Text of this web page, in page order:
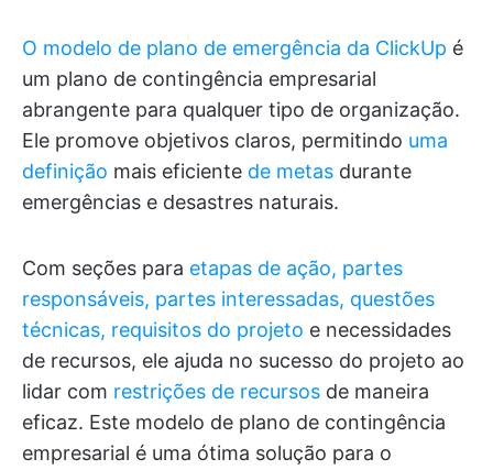
O modelo de plano de emergência da ClickUp é
um plano de contingência empresarial
abrangente para qualquer tipo de organização.
Ele promove objetivos claros, permitindo uma
definição mais eficiente de metas durante
emergências e desastres naturais.
Com seções para etapas de ação, partes
responsáveis, partes interessadas, questões
técnicas, requisitos do projeto e necessidades
de recursos, ele ajuda no sucesso do projeto ao
lidar com restrições de recursos de maneira
eficaz. Este modelo de plano de contingência
empresarial é uma ótima solução para o